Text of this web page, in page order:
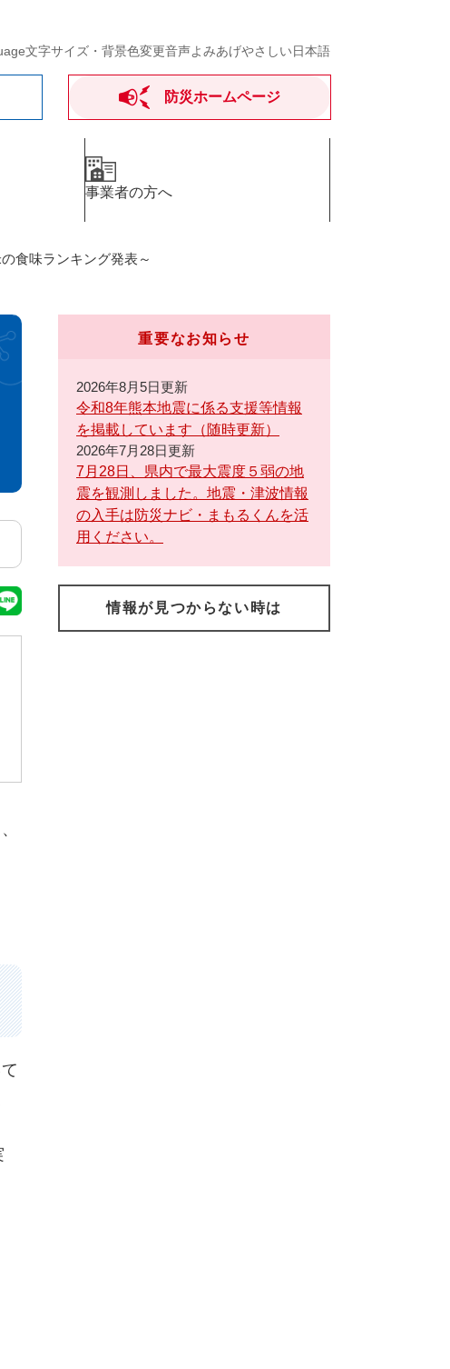
文字サイズ・背景色変更音声よみあげやさしい日本語
防災ホームページ
事業者の方へ
食味ランキング発表～
重要なお知らせ
2026年8月5日更新
令和8年熊本地震に係る支援等情報
を掲載しています（随時更新）
2026年7月28日更新
7月28日、県内で最大震度５弱の地
震を観測しました。地震・津波情報
の入手は防災ナビ・まもるくんを活
用ください。
情報が見つからない時は